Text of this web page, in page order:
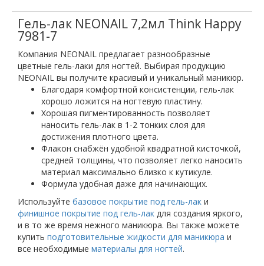
Гель-лак NEONAIL 7,2мл Think Happy
7981-7
Компания NEONAIL предлагает разнообразные
цветные гель-лаки для ногтей. Выбирая продукцию
NEONAIL вы получите красивый и уникальный маникюр.
Благодаря комфортной консистенции, гель-лак
хорошо ложится на ногтевую пластину.
Хорошая пигментированность позволяет
наносить гель-лак в 1-2 тонких слоя для
достижения плотного цвета.
Флакон снабжён удобной квадратной кисточкой,
средней толщины, что позволяет легко наносить
материал максимально близко к кутикуле.
Формула удобная даже для начинающих.
Используйте базовое покрытие под гель-лак и
финишное покрытие под гель-лак для создания яркого,
и в то же время нежного маникюра. Вы также можете
купить подготовительные жидкости для маникюра и
все необходимые материалы для ногтей.